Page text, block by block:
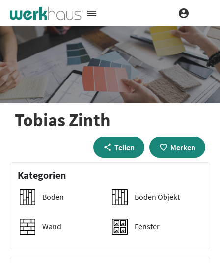
Tobias Zinth
Teilen Merken
Kategorien
Boden Boden Objekt
Wand Fenster